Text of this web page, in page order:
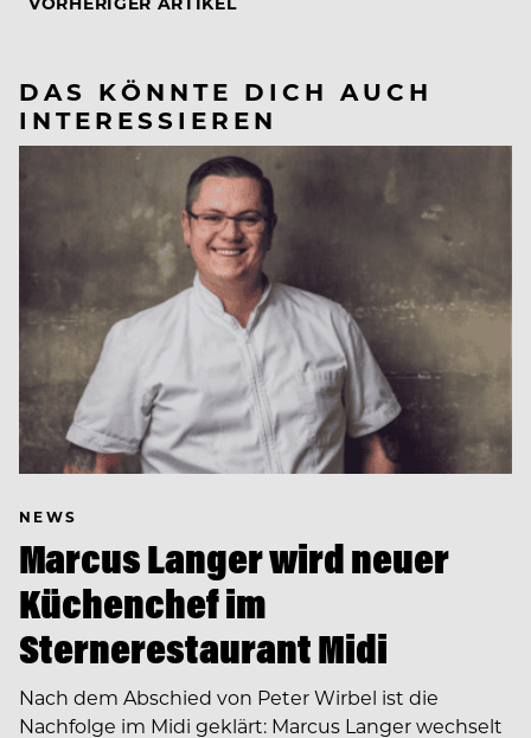
DAS KÖNNTE DICH AUCH
INTERESSIEREN
NEWS
Marcus Langer wird neuer
Küchenchef im
Sternerestaurant Midi
Nach dem Abschied von Peter Wirbel ist die
Nachfolge im Midi geklärt: Marcus Langer wechselt